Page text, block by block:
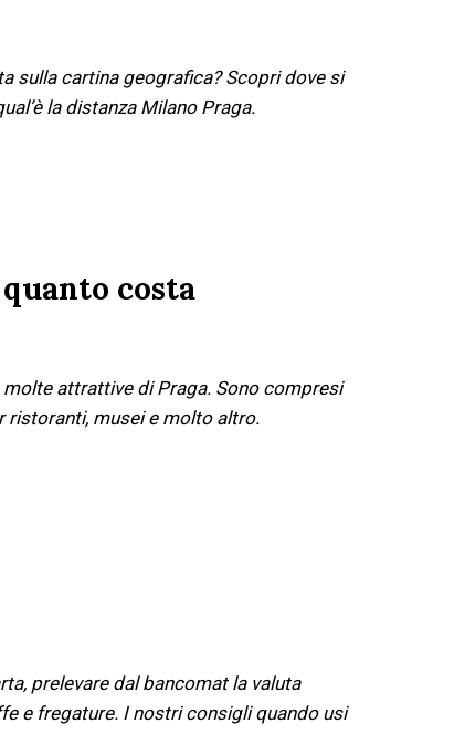
sulla cartina geografica? Scopri dove si
la distanza Milano Praga.
costa
attrattive di Praga. Sono compresi
ristoranti, musei e molto altro.
prelevare dal bancomat la valuta
e fregature. I nostri consigli quando usi